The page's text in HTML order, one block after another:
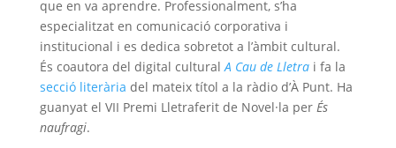
que en va aprendre. Professionalment, s’ha
especialitzat en comunicació corporativa i
institucional i es dedica sobretot a l’àmbit cultural.
És coautora del digital culturalA Cau de Lletrai fa la
secció literària del mateix títol a la ràdio d’À Punt. Ha
guanyat el VII Premi Lletraferit de Novel·la per És
naufragi.